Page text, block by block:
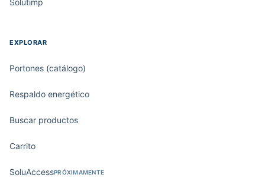
Solutimp
EXPLORAR
Portones (catálogo)
Respaldo energético
Buscar productos
Carrito
SoluAccessPRÓXIMAMENTE